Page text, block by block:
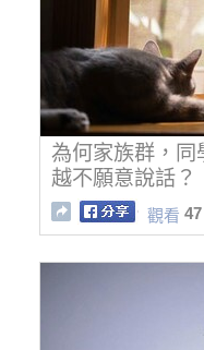
為何家族群，同
越不願意說話？
觀看 47